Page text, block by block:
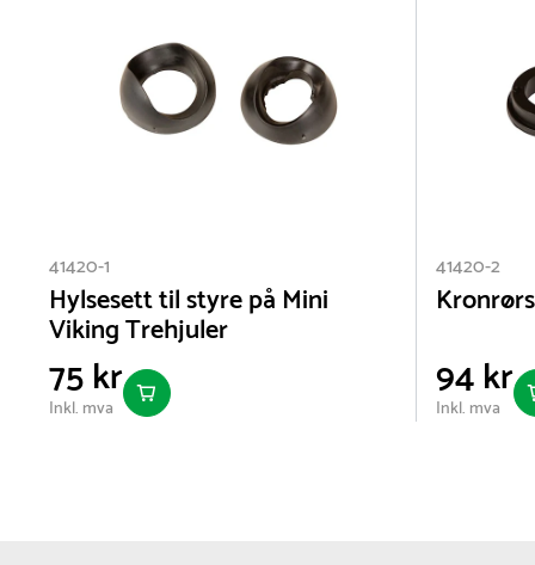
41420-1
Hylsesett til styre på Mini
Viking Trehjuler
75 kr
Inkl. mva
41420-2
94 kr
Inkl. mva